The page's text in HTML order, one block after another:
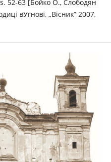
s. 52-63 [Бойко О., Слободян
вУгнові, „Вісник” 2007,